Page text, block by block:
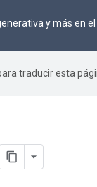
y más en el
traducir esta